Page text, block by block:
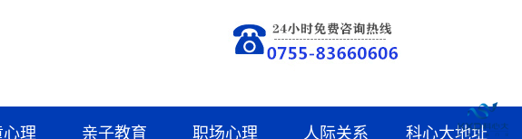
心理 亲子教育 职场心理 人际关系 科心大地址